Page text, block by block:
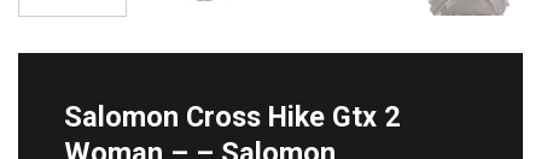
Salomon Cross Hike Gtx 2